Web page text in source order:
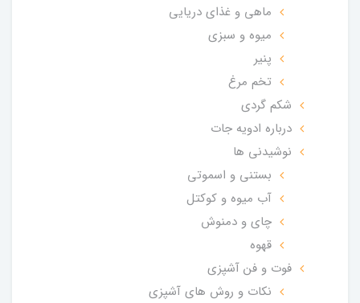
ماهی و غذای دریایی
میوه و سبزی
پنیر
تخم مرغ
شکم گردی
درباره ادویه جات
نوشیدنی ها
بستنی و اسموتی
آب میوه و کوکتل
چای و دمنوش
قهوه
فوت و فن آشپزی
نکات و روش های آشپزی